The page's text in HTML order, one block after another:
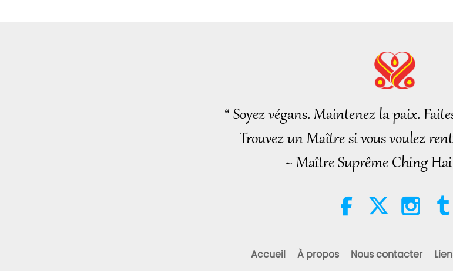
“ Soyez végans. Maintenez la paix.
Trouvez un Maître si vous voulez
~ Maître Suprême Ching
Accueil À propos Nous contacter